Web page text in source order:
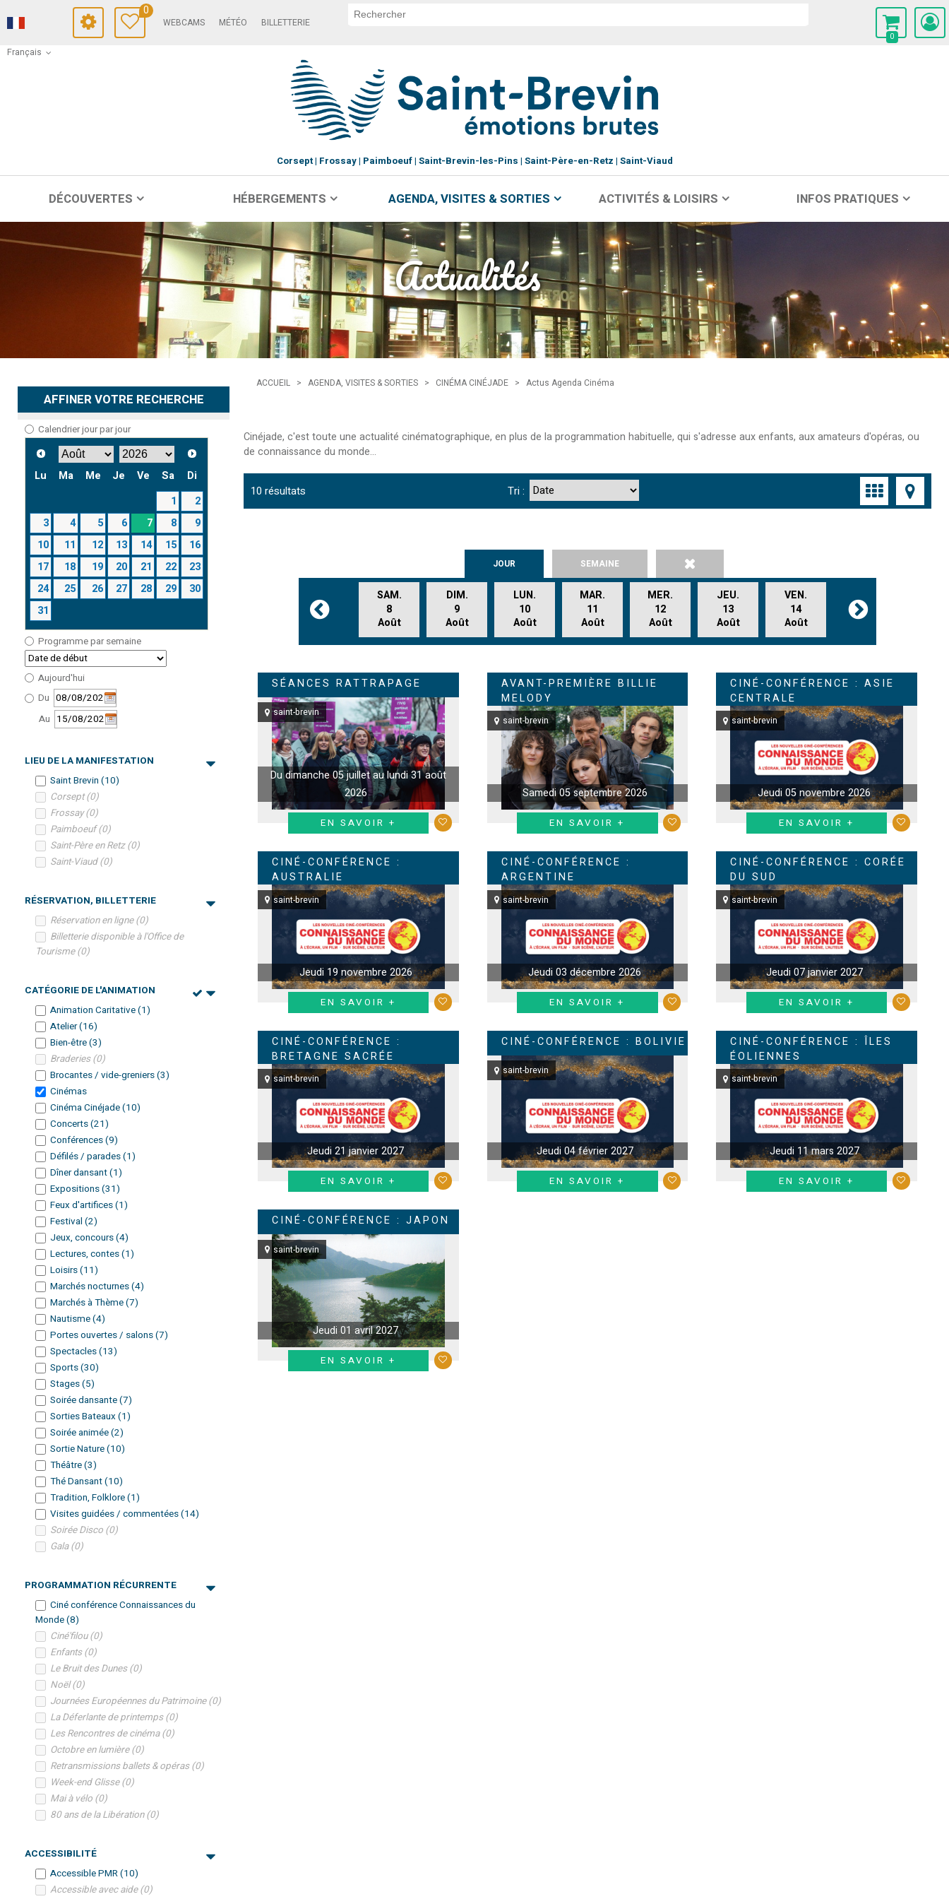
Français
0
WEBCAMS MÉTÉO BILLETTERIE
0
Corsept Frossay Paimboeuf Saint-Brevin-les-Pins Saint-Père-en-Retz Saint-Viaud
DÉCOUVERTES HÉBERGEMENTS AGENDA, VISITES & SORTIES ACTIVITÉS & LOISIRS INFOS PRATIQUES
AFFINER VOTRE RECHERCHE
Calendrier jour par jour
Lu Ma Me Je Ve Sa
Di
1
2
3
4 5 6 7 8
9
10
11 12 13 14 15
16
17
18 19 20 21 22
23
24
25 26 27 28 29
30
31
Programme par semaine
Aujourd'hui
Du
Au
LIEU DE LA MANIFESTATION
Saint Brevin (10)
Corsept(0)
Frossay(0)
Paimboeuf(0)
Saint-Père en Retz(0)
Saint-Viaud(0)
RÉSERVATION, BILLETTERIE
Réservation en ligne(0)
Billetterie disponible à l'Office de
Tourisme(0)
CATÉGORIE DE L'ANIMATION
Animation Caritative(1)
Atelier(16)
Bien-être(3)
Braderies(0)
Brocantes / vide-greniers(3)
Cinémas
Cinéma Cinéjade(10)
Concerts(21)
Conférences(9)
Défilés / parades(1)
Dîner dansant(1)
Expositions(31)
Feux d'artifices(1)
Festival (2)
Jeux, concours(4)
Lectures, contes(1)
Loisirs(11)
Marchés nocturnes(4)
Marchés à Thème(7)
Nautisme(4)
Portes ouvertes / salons(7)
Spectacles(13)
Sports(30)
Stages(5)
Soirée dansante(7)
Sorties Bateaux(1)
Soirée animée(2)
Sortie Nature(10)
Théâtre(3)
Thé Dansant(10)
Tradition, Folklore(1)
Visites guidées / commentées(14)
Soirée Disco (0)
Gala(0)
PROGRAMMATION RÉCURRENTE
Ciné conférence Connaissances du
Monde(8)
Ciné'filou(0)
Enfants(0)
Le Bruit des Dunes(0)
Noël(0)
Journées Européennes du Patrimoine(0)
La Déferlante de printemps(0)
Les Rencontres de cinéma(0)
Octobre en lumière(0)
Retransmissions ballets & opéras(0)
Week-end Glisse(0)
Mai à vélo (0)
80 ans de la Libération(0)
ACCESSIBILITÉ
Accessible PMR(10)
Accessible avec aide(0)
ACCUEIL > AGENDA, VISITES & SORTIES > CINÉMA CINÉJADE > Actus Agenda Cinéma
Actualités
Cinéjade, c'est toute une actualité cinématographique, en plus de la programmation habituelle, qui s'adresse aux enfants, aux amateurs d'opéras, ou
de connaissance du monde...
10résultats Tri :
JOUR SEMAINE
SAM.
8
Août
DIM.
9
Août
LUN.
10
Août
MAR.
11
Août
MER.
12
Août
JEU.
13
Août
VEN.
14
Août
SÉANCES RATTRAPAGE
saint-brevin
Du dimanche 05 juillet au lundi 31 août
2026
EN SAVOIR +
AVANT-PREMIÈRE BILLIE
MELODY
saint-brevin
Samedi 05 septembre 2026
EN SAVOIR +
CINÉ-CONFÉRENCE : ASIE
CENTRALE
saint-brevin
Jeudi 05 novembre 2026
EN SAVOIR +
CINÉ-CONFÉRENCE :
AUSTRALIE
saint-brevin
Jeudi 19 novembre 2026
EN SAVOIR +
CINÉ-CONFÉRENCE :
ARGENTINE
saint-brevin
Jeudi 03 décembre 2026
EN SAVOIR +
CINÉ-CONFÉRENCE : CORÉE
DU SUD
saint-brevin
Jeudi 07 janvier 2027
EN SAVOIR +
CINÉ-CONFÉRENCE :
BRETAGNE SACRÉE
saint-brevin
Jeudi 21 janvier 2027
EN SAVOIR +
CINÉ-CONFÉRENCE : BOLIVIE
saint-brevin
Jeudi 04 février 2027
EN SAVOIR +
CINÉ-CONFÉRENCE : ÎLES
ÉOLIENNES
saint-brevin
Jeudi 11 mars 2027
EN SAVOIR +
CINÉ-CONFÉRENCE : JAPON
saint-brevin
Jeudi 01 avril 2027
EN SAVOIR +